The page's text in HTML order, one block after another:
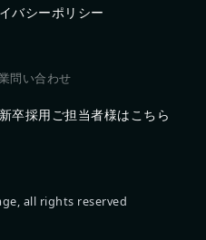
バシーポリシー
問い合わせ
新卒採用ご担当者様はこちら
all rights reserved